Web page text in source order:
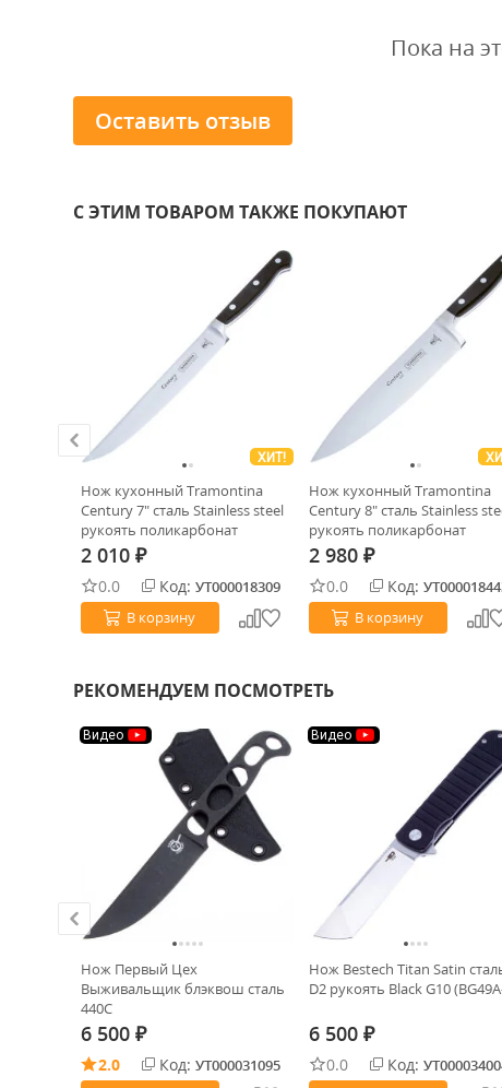
Пока на
Оставить отзыв
С ЭТИМ ТОВАРОМ ТАКЖЕ ПОКУПАЮТ
ХИТ!
Нож кухонный Tramontina
Century 7" сталь Stainless steel
рукоять поликарбонат
(24007/007)
2 010 ₽
0.0 Код: УТ000018309
В корзину
Нож кухонный Tramontina
Century 8" сталь Stainless
рукоять поликарбонат
(24011/008)
2 980 ₽
0.0 Код:
В корзину
РЕКОМЕНДУЕМ ПОСМОТРЕТЬ
Видео
Нож Первый Цех
Выживальщик блэквош сталь
440C
6 500 ₽
2.0 Код: УТ000031095
Видео
Нож Bestech Titan Satin
D2 рукоять Black G10
6 500 ₽
0.0 Код: